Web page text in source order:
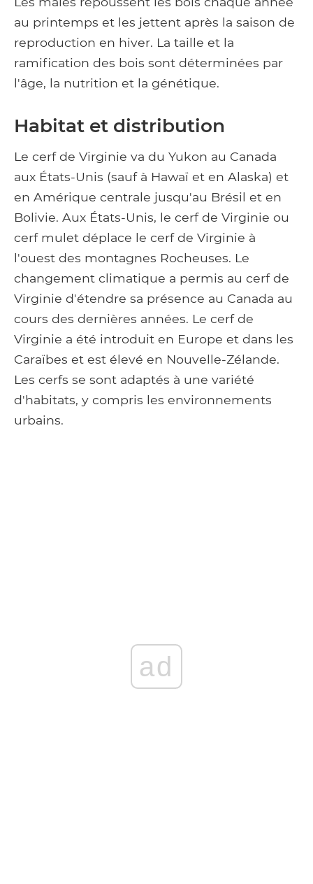
au printemps et les jettent après la saison de
reproduction en hiver. La taille et la
ramification des bois sont déterminées par
l'âge, la nutrition et la génétique.
Habitat et distribution
Le cerf de Virginie va du Yukon au Canada
aux États-Unis (sauf à Hawaï et en Alaska) et
en Amérique centrale jusqu'au Brésil et en
Bolivie. Aux États-Unis, le cerf de Virginie ou
cerf mulet déplace le cerf de Virginie à
l'ouest des montagnes Rocheuses. Le
changement climatique a permis au cerf de
Virginie d'étendre sa présence au Canada au
cours des dernières années. Le cerf de
Virginie a été introduit en Europe et dans les
Caraïbes et est élevé en Nouvelle-Zélande.
Les cerfs se sont adaptés à une variété
d'habitats, y compris les environnements
urbains.
ad